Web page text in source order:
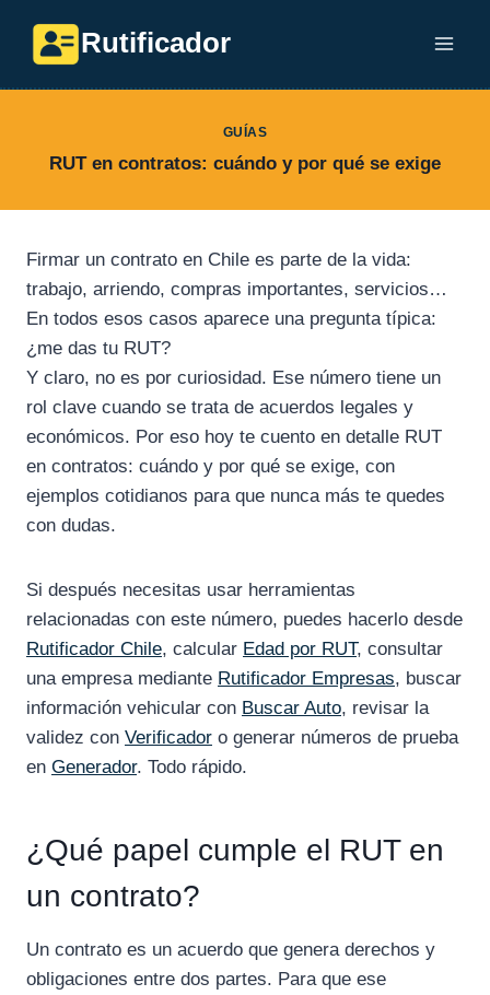
Rutificador
GUÍAS
RUT en contratos: cuándo y por qué se exige
Firmar un contrato en Chile es parte de la vida:
trabajo, arriendo, compras importantes, servicios…
En todos esos casos aparece una pregunta típica:
¿me das tu RUT?
Y claro, no es por curiosidad. Ese número tiene un
rol clave cuando se trata de acuerdos legales y
económicos. Por eso hoy te cuento en detalle RUT
en contratos: cuándo y por qué se exige, con
ejemplos cotidianos para que nunca más te quedes
con dudas.
Si después necesitas usar herramientas
relacionadas con este número, puedes hacerlo desde
Rutificador Chile, calcular Edad por RUT, consultar
una empresa mediante Rutificador Empresas, buscar
información vehicular con Buscar Auto, revisar la
validez con Verificador o generar números de prueba
en Generador. Todo rápido.
¿Qué papel cumple el RUT en
un contrato?
Un contrato es un acuerdo que genera derechos y
obligaciones entre dos partes. Para que ese